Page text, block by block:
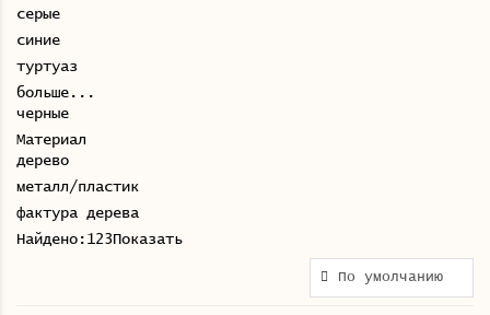
серые
синие
туртуаз
больше...
черные
Материал
дерево
металл/пластик
фактура дерева
Найдено: 123Показать